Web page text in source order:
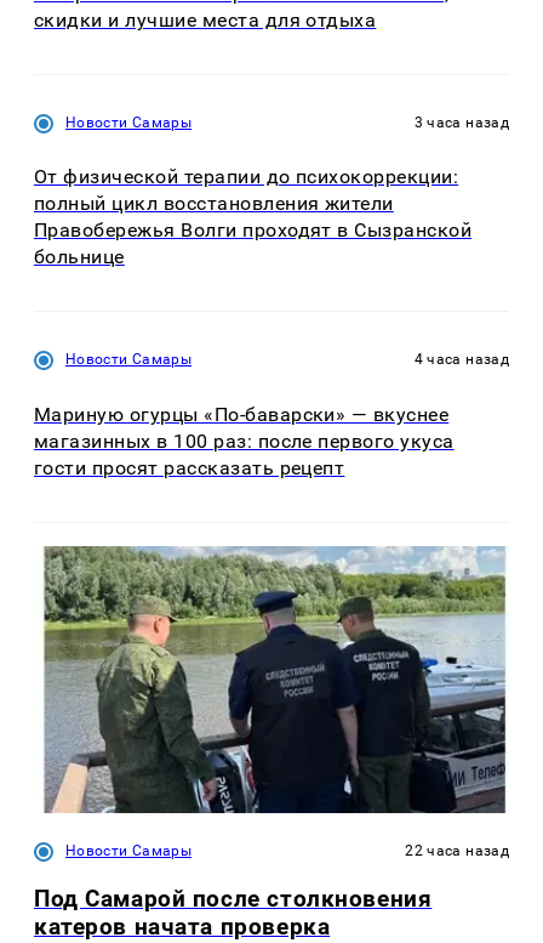
скидки и лучшие места для отдыха
Новости Самары 3 часа назад
От физической терапии до психокоррекции:
полный цикл восстановления жители
Правобережья Волги проходят в Сызранской
больнице
Новости Самары 4 часа назад
Мариную огурцы «По-баварски» — вкуснее
магазинных в 100 раз: после первого укуса
гости просят рассказать рецепт
Новости Самары 22 часа назад
Под Самарой после столкновения
катеров начата проверка